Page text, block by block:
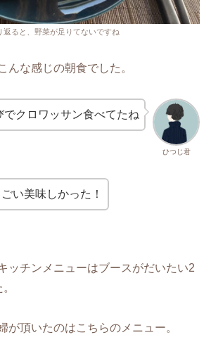
返ると、野菜が足りてないですね
んな感じの朝食でした。
ひつじ君
でクロワッサン食べてたね
い美味しかった！
ッチンメニューはブースがだいたい2
が頂いたのはこちらのメニュー。